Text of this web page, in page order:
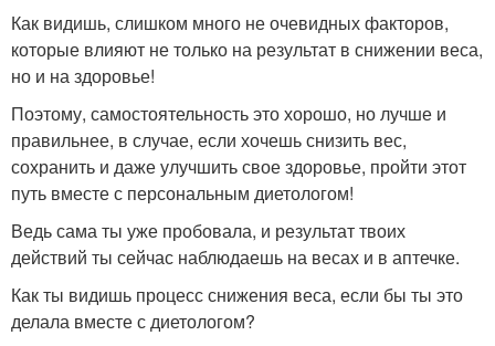
Как видишь, слишком много не очевидных факторов,
которые влияют не только на результат в снижении веса,
но и на здоровье!
Поэтому, самостоятельность это хорошо, но лучше и
правильнее, в случае, если хочешь снизить вес,
сохранить и даже улучшить свое здоровье, пройти этот
путь вместе с персональным диетологом!
Ведь сама ты уже пробовала, и результат твоих
действий ты сейчас наблюдаешь на весах и в аптечке.
Как ты видишь процесс снижения веса, если бы ты это
делала вместе с диетологом?